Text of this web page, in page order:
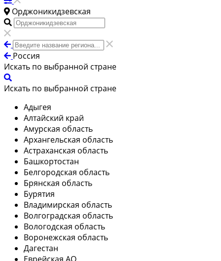
Орджоникидзевская
Россия
Искать по выбранной стране
Искать по выбранной стране
Адыгея
Алтайский край
Амурская область
Архангельская область
Астраханская область
Башкортостан
Белгородская область
Брянская область
Бурятия
Владимирская область
Волгоградская область
Вологодская область
Воронежская область
Дагестан